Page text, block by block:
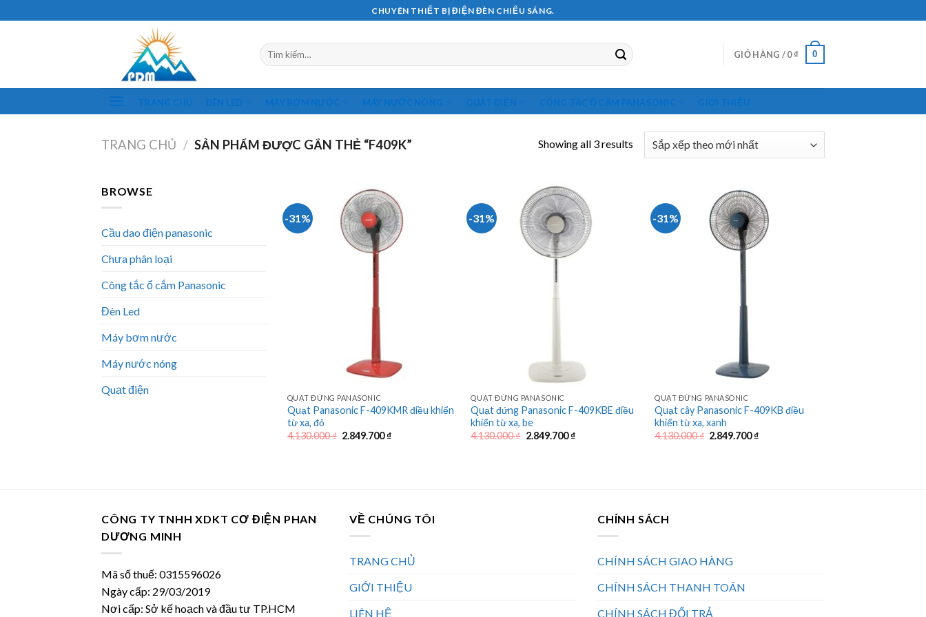
to
CHUYÊN THIẾT BỊ ĐIỆN ĐÈN CHIẾU SÁNG.
Tìm
kiếm:
GIỎ HÀNG /0₫ 0
TRANG CHỦ ĐÈN LED MÁY BƠM NƯỚC MÁY NƯỚC NÓNG QUẠT ĐIỆN CÔNG TẮC Ổ CẮM PANASONIC GIỚI THIỆU
TRANG CHỦ / SẢN PHẨM ĐƯỢC GẮN THẺ “F409K” Showing all 3 results
BROWSE
Cầu dao điện panasonic
Chưa phân loại
Công tắc ổ cắm Panasonic
Đèn Led
Máy bơm nước
Máy nước nóng
Quạt điện
-31%
QUẠT ĐỨNG PANASONIC
Quạt Panasonic F-409KMR điều khiển
từ xa, đỏ
4.130.000₫ Giá
2.849.700₫Giá
-31%
QUẠT ĐỨNG PANASONIC
Quạt đứng Panasonic F-409KBE điều
khiển từ xa, be
4.130.000₫ Giá
2.849.700₫Giá
-31%
QUẠT ĐỨNG PANASONIC
Quạt cây Panasonic F-409KB điều
khiển từ xa, xanh
4.130.000₫ Giá
2.849.700₫Giá
CÔNG TY TNHH XDKT CƠ ĐIỆN PHAN
DƯƠNG MINH
Mã số thuế: 0315596026
Ngày cấp: 29/03/2019
Nơi cấp: Sở kế hoạch và đầu tư TP.HCM
VỀ CHÚNG TÔI
TRANG CHỦ
GIỚI THIỆU
LIÊN HỆ
CHÍNH SÁCH
CHÍNH SÁCH GIAO HÀNG
CHÍNH SÁCH THANH TOÁN
CHÍNH SÁCH ĐỔI TRẢ